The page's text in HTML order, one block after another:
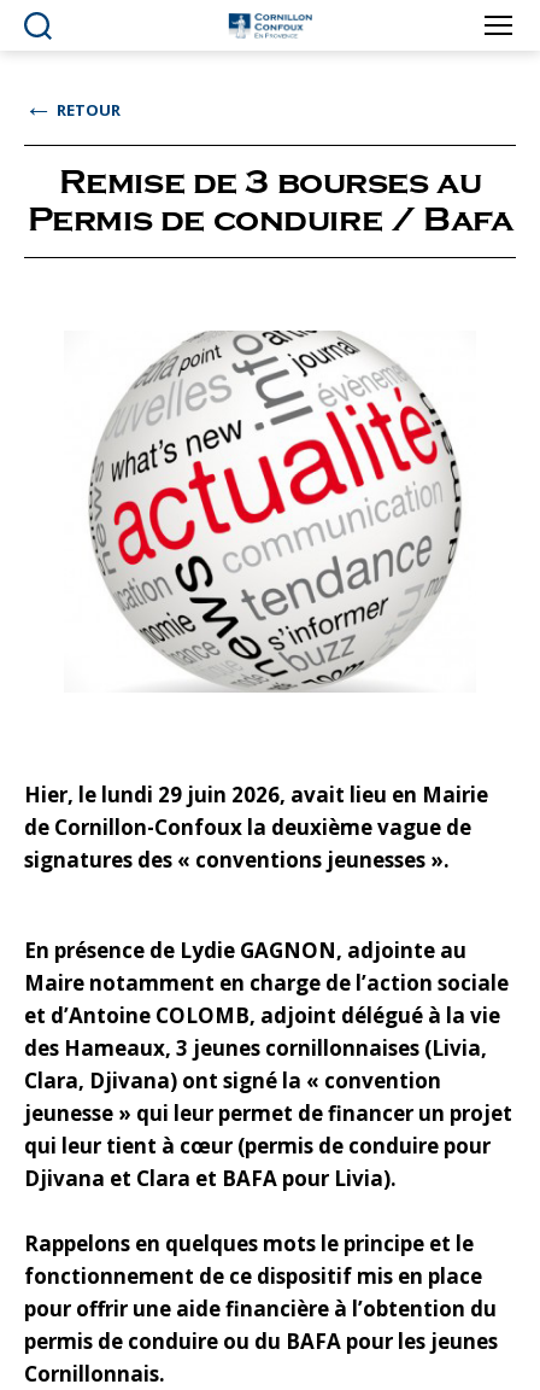
Ville
en
Provence
← RETOUR
Remise de 3 bourses au
Permis de conduire / Bafa
Hier, le lundi 29 juin 2026, avait lieu en Mairie
de Cornillon-Confoux la deuxième vague de
signatures des « conventions jeunesses ».
En présence de Lydie GAGNON, adjointe au
Maire notamment en charge de l’action sociale
et d’Antoine COLOMB, adjoint délégué à la vie
des Hameaux, 3 jeunes cornillonnaises (Livia,
Clara, Djivana) ont signé la « convention
jeunesse » qui leur permet de financer un projet
qui leur tient à cœur (permis de conduire pour
Djivana et Clara et BAFA pour Livia).
Rappelons en quelques mots le principe et le
fonctionnement de ce dispositif mis en place
pour offrir une aide financière à l’obtention du
permis de conduire ou du BAFA pour les jeunes
Cornillonnais.